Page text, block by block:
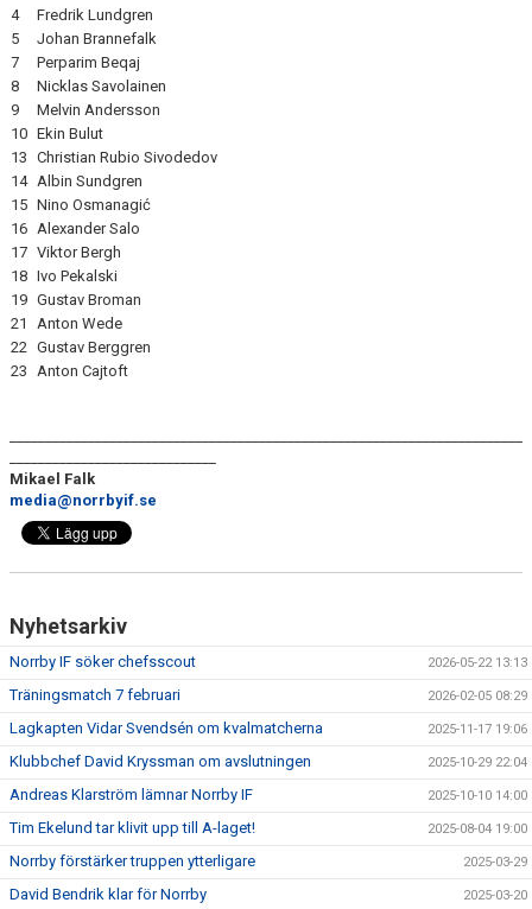
4
Fredrik Lundgren
5
Johan Brannefalk
7
Perparim Beqaj
8
Nicklas Savolainen
9
Melvin Andersson
10 Ekin Bulut
13 Christian Rubio Sivodedov
14 Albin Sundgren
15 Nino Osmanagić
16 Alexander Salo
17 Viktor Bergh
18 Ivo Pekalski
19 Gustav Broman
21
Anton Wede
22 Gustav Berggren
23
Anton Cajtoft
Mikael Falk
media@norrbyif.se
Nyhetsarkiv
Norrby IF söker chefsscout 2026-05-22 13:13
Träningsmatch 7 februari 2026-02-05 08:29
Lagkapten Vidar Svendsén om kvalmatcherna 2025-11-17 19:06
Klubbchef David Kryssman om avslutningen 2025-10-29 22:04
Andreas Klarström lämnar Norrby IF 2025-10-10 14:00
Tim Ekelund tar klivit upp till A-laget! 2025-08-04 19:00
Norrby förstärker truppen ytterligare 2025-03-29
David Bendrik klar för Norrby 2025-03-20